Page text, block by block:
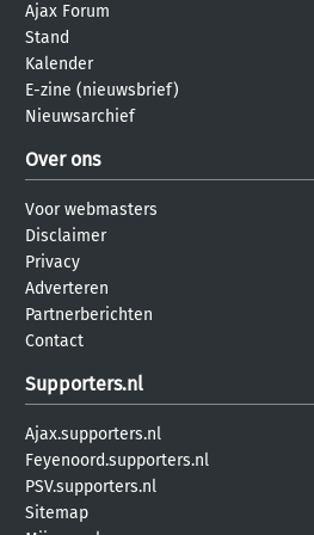
Ajax Forum
Stand
Kalender
E-zine (nieuwsbrief)
Nieuwsarchief
Over ons
Voor webmasters
Disclaimer
Privacy
Adverteren
Partnerberichten
Contact
Supporters.nl
Ajax.supporters.nl
Feyenoord.supporters.nl
PSV.supporters.nl
Sitemap